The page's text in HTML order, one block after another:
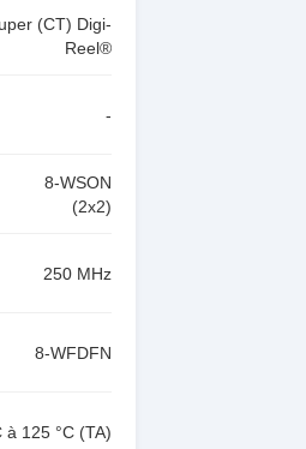
(CT) Digi-
Reel®
-
8-WSON
(2x2)
250 MHz
8-WFDFN
à 125 °C (TA)